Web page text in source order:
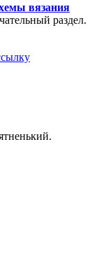
вязания
раздел.